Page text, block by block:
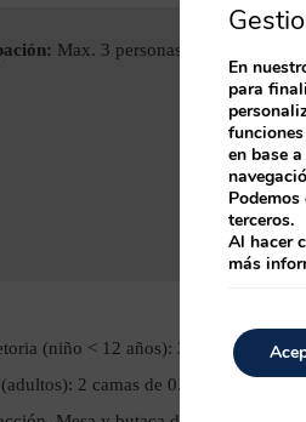
Max. 3 personas
(niño < 12 años): 3 camas de
2 camas de 0.90 cm y una
En
para
en base
terceros.
Al hacer
más